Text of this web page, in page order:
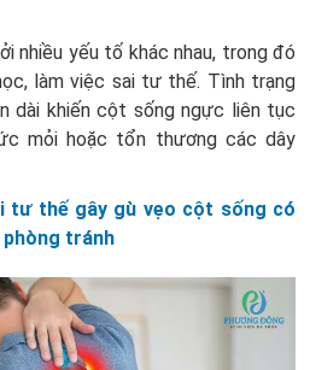
nhiều yếu tố khác nhau, trong đó
làm việc sai tư thế. Tình trạng
dài khiến cột sống ngực liên tục
mỏi hoặc tổn thương các dây
tư thế gây gù vẹo cột sống có
phòng tránh